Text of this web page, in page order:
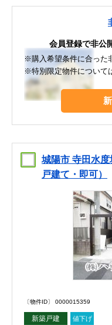
会員登録で非公
※購入希望条件に合った
※特別限定物件について
城陽市 寺田水
戸建て・即可）
〔物件ID〕 0000015359
新築戸建 値下げ